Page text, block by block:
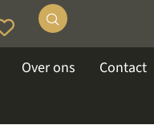
Over ons Contact